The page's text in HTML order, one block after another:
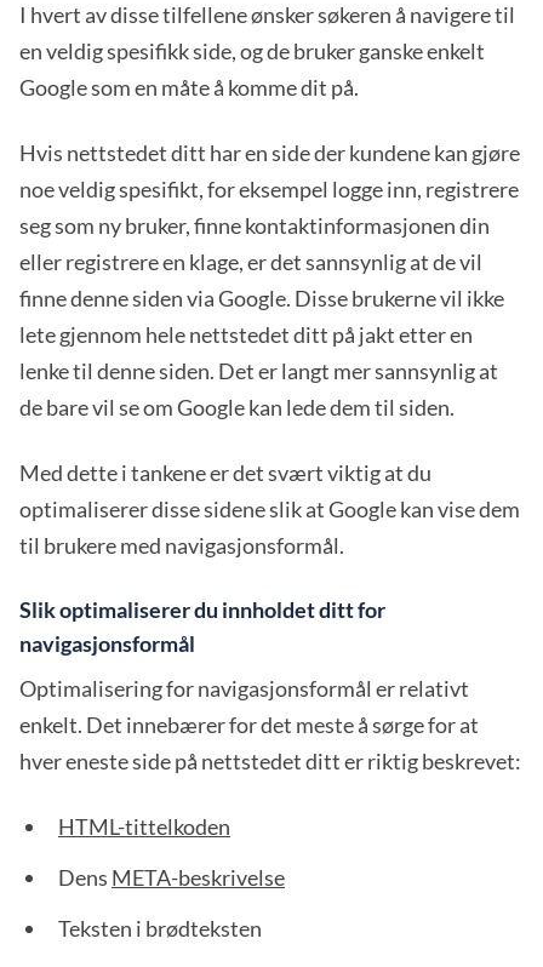
I hvert av disse tilfellene ønsker søkeren å navigere til
en veldig spesifikk side, og de bruker ganske enkelt
Google som en måte å komme dit på.
Hvis nettstedet ditt har en side der kundene kan gjøre
noe veldig spesifikt, for eksempel logge inn, registrere
seg som ny bruker, finne kontaktinformasjonen din
eller registrere en klage, er det sannsynlig at de vil
finne denne siden via Google. Disse brukerne vil ikke
lete gjennom hele nettstedet ditt på jakt etter en
lenke til denne siden. Det er langt mer sannsynlig at
de bare vil se om Google kan lede dem til siden.
Med dette i tankene er det svært viktig at du
optimaliserer disse sidene slik at Google kan vise dem
til brukere med navigasjonsformål.
Slik optimaliserer du innholdet ditt for
navigasjonsformål
Optimalisering for navigasjonsformål er relativt
enkelt. Det innebærer for det meste å sørge for at
hver eneste side på nettstedet ditt er riktig beskrevet:
HTML-tittelkoden
Dens META-beskrivelse
Teksten i brødteksten